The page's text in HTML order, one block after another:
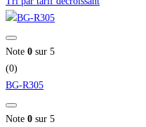
Note 0 sur 5
(0)
BG-R305
Note 0 sur 5